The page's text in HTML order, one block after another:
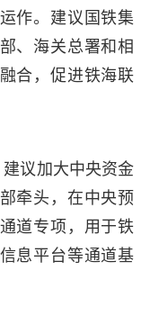
作。建议国铁集
、海关总署和相
合，促进铁海联
议加大中央资金
牵头，在中央预
道专项，用于铁
息平台等通道基